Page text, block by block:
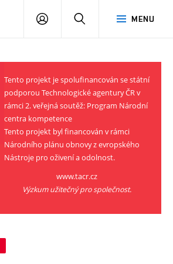
MENU
PŘIHLÁSIT
Tento projekt je spolufinancován se státní
podporou Technologické agentury ČR v
rámci 2. veřejná soutěž: Program Národní
centra kompetence
Tento projekt byl financován v rámci
Národního plánu obnovy z evropského
Nástroje pro oživení a odolnost.
www.tacr.cz
Výzkum užitečný pro společnost.